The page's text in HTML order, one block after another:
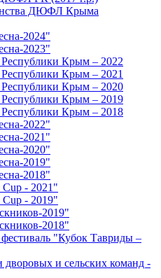
ДЮФЛ Крыма
2024"
2023"
Крым – 2022
Крым – 2021
Крым – 2020
Крым – 2019
Крым – 2018
2022"
2021"
2020"
2019"
2018"
- 2021"
- 2019"
2019"
2018"
"Кубок Тавриды –
дворовых и сельских команд -